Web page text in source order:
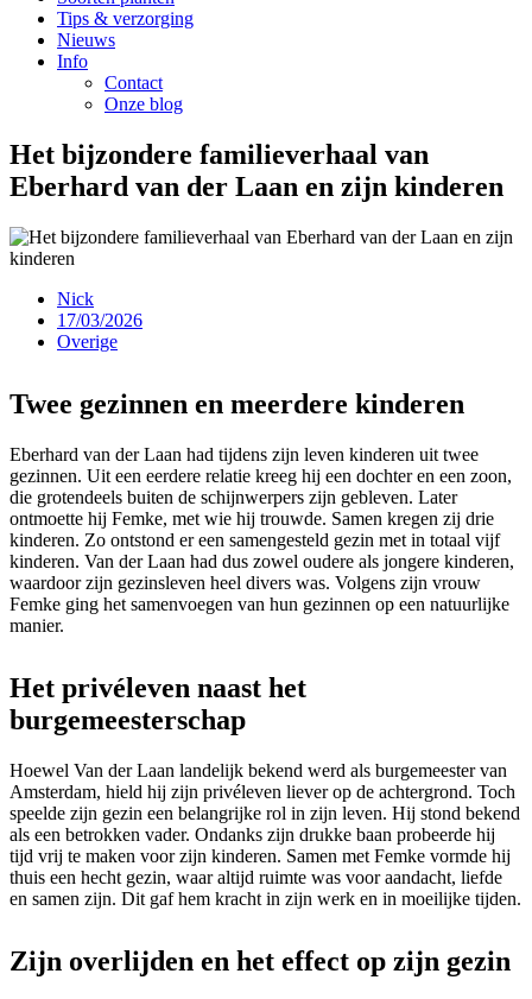
Tips & verzorging
Nieuws
Info
Contact
Onze blog
Het bijzondere familieverhaal van
Eberhard van der Laan en zijn kinderen
Nick
17/03/2026
Overige
Twee gezinnen en meerdere kinderen
Eberhard van der Laan had tijdens zijn leven kinderen uit twee
gezinnen. Uit een eerdere relatie kreeg hij een dochter en een zoon,
die grotendeels buiten de schijnwerpers zijn gebleven. Later
ontmoette hij Femke, met wie hij trouwde. Samen kregen zij drie
kinderen. Zo ontstond er een samengesteld gezin met in totaal vijf
kinderen. Van der Laan had dus zowel oudere als jongere kinderen,
waardoor zijn gezinsleven heel divers was. Volgens zijn vrouw
Femke ging het samenvoegen van hun gezinnen op een natuurlijke
manier.
Het privéleven naast het
burgemeesterschap
Hoewel Van der Laan landelijk bekend werd als burgemeester van
Amsterdam, hield hij zijn privéleven liever op de achtergrond. Toch
speelde zijn gezin een belangrijke rol in zijn leven. Hij stond bekend
als een betrokken vader. Ondanks zijn drukke baan probeerde hij
tijd vrij te maken voor zijn kinderen. Samen met Femke vormde hij
thuis een hecht gezin, waar altijd ruimte was voor aandacht, liefde
en samen zijn. Dit gaf hem kracht in zijn werk en in moeilijke tijden.
Zijn overlijden en het effect op zijn gezin